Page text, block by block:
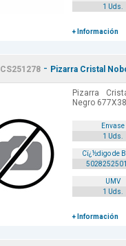
1 Uds.
+ Información
CS251278 - Pizarra Cristal
Pizarra
Negro
Envase
1 Uds.
Cï¿½digo de
UMV
1 Uds.
+ Información